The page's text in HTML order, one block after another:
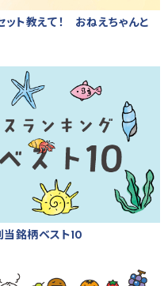
ト教えて！ おねえちゃんと
銘柄ベスト10